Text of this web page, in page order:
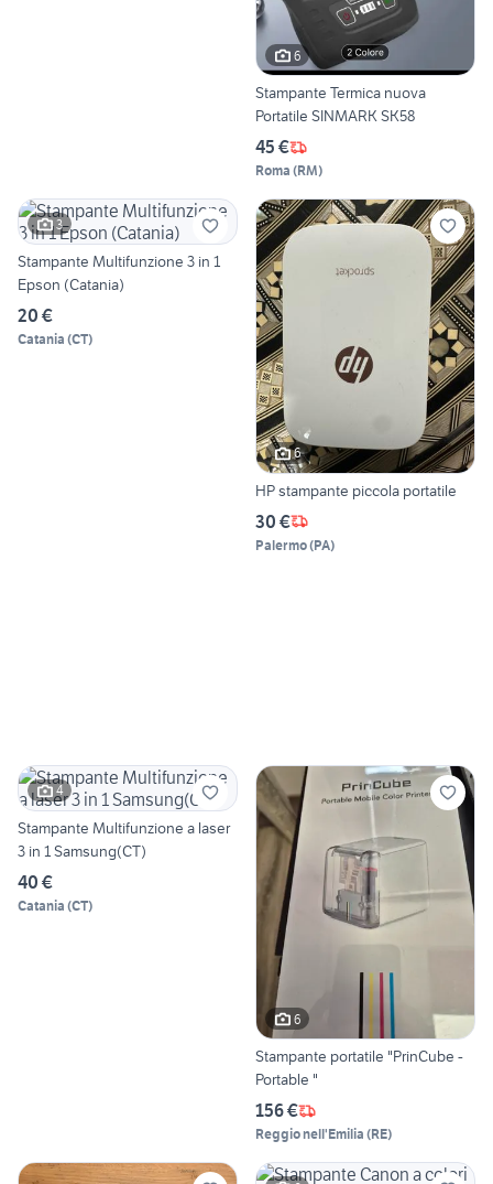
6
Stampante Termica nuova
Portatile SINMARK SK58
45 €
Roma (RM)
3
Stampante Multifunzione 3 in 1
Epson (Catania)
20 €
Catania (CT)
6
HP stampante piccola portatile
30 €
Palermo(PA)
4
Stampante Multifunzione a laser
3 in 1 Samsung(CT)
40 €
Catania (CT)
6
Stampante portatile "PrinCube -
Portable "
156 €
Reggio nell'Emilia (RE)